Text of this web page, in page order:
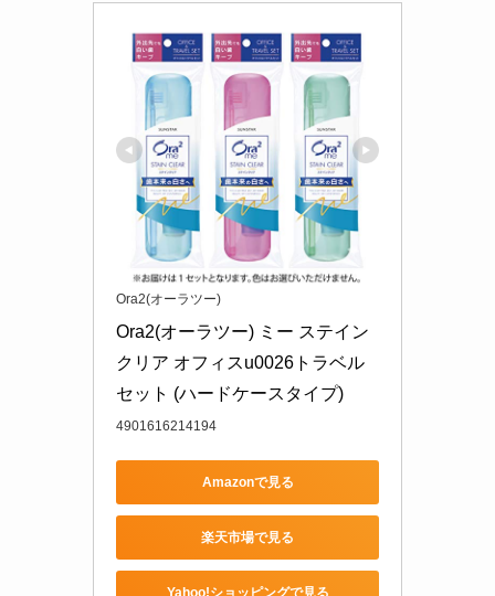
Ora2(オーラツー)
Ora2(オーラツー) ミー ステイン
クリア オフィスu0026トラベル
セット (ハードケースタイプ)
4901616214194
Amazonで見る
楽天市場で見る
Yahoo!ショッピングで見る